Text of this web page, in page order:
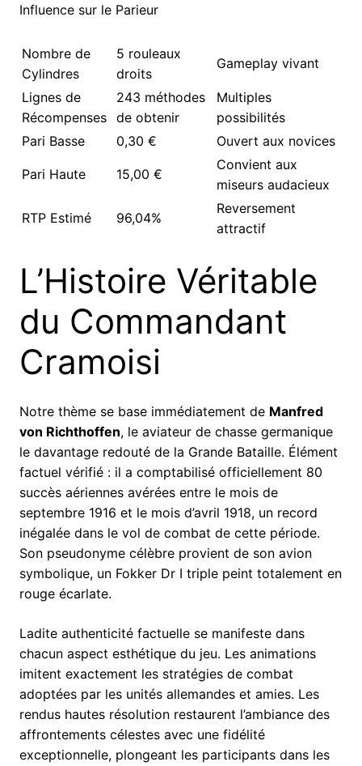
Influence sur le Parieur
Nombre de
Cylindres
5 rouleaux
droits
Gameplay vivant
Lignes de
Récompenses
243 méthodes
de obtenir
Multiples
possibilités
Pari Basse
0,30 € Ouvert aux novices
Pari Haute 15,00 €
Convient aux
miseurs audacieux
RTP Estimé 96,04%
Reversement
attractif
L’Histoire Véritable
du Commandant
Cramoisi
Notre thème se base immédiatement de Manfred
von Richthoffen, le aviateur de chasse germanique
le davantage redouté de la Grande Bataille. Élément
factuel vérifié : il a comptabilisé officiellement 80
succès aériennes avérées entre le mois de
septembre 1916 et le mois d’avril 1918, un record
inégalée dans le vol de combat de cette période.
Son pseudonyme célèbre provient de son avion
symbolique, un Fokker Dr I triple peint totalement en
rouge écarlate.
Ladite authenticité factuelle se manifeste dans
chacun aspect esthétique du jeu. Les animations
imitent exactement les stratégies de combat
adoptées par les unités allemandes et amies. Les
rendus hautes résolution restaurent l’ambiance des
affrontements célestes avec une fidélité
exceptionnelle, plongeant les participants dans les